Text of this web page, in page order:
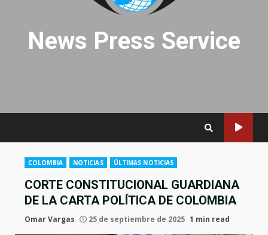
News Press Service
COLOMBIA NOTICIAS ÚLTIMAS NOTICIAS
CORTE CONSTITUCIONAL GUARDIANA
DE LA CARTA POLÍTICA DE COLOMBIA
Omar Vargas 25 de septiembre de 2025 1 min read